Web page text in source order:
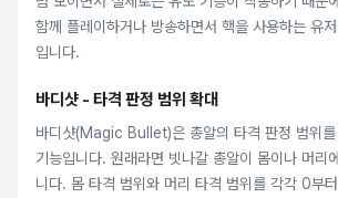
함께 플레이하거나 방송하면서 핵을 사용하는 유
입니다.
바디샷 - 타격 판정 범위 확대
바디샷(Magic Bullet)은 총알의 타격 판정 범위를
기능입니다. 원래라면 빗나갈 총알이 몸이나 머리
니다. 몸 타격 범위와 머리 타격 범위를 각각 0부